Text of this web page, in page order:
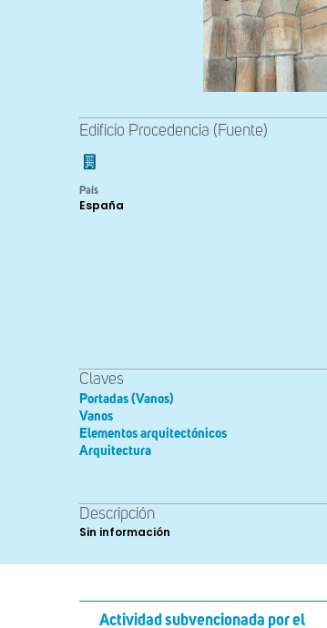
Edificio Procedencia (Fuente)
País
España
Claves
Portadas (Vanos)
Vanos
Elementos arquitectónicos
Arquitectura
Descripción
Sin información
Actividad subvencionada por el